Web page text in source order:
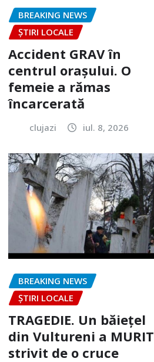
BREAKING NEWS
ȘTIRI LOCALE
Accident GRAV în
centrul orașului. O
femeie a rămas
încarcerată
clujazi iul. 8, 2026
BREAKING NEWS
ȘTIRI LOCALE
TRAGEDIE. Un băiețel
din Vultureni a MURIT
strivit de o cruce